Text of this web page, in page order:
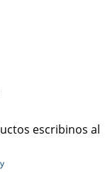
escribinos al